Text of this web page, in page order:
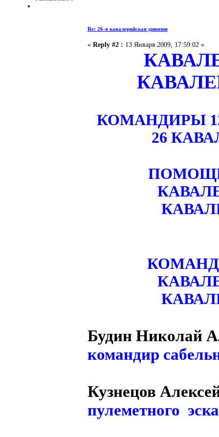
Re: 26-я кавалерийская дивизия
« Reply #2 : 13 Января 2009, 17:59:02 »
КОМАНДИРЫ
26
Будин Николай
командир
Кузнецов
пулеметного